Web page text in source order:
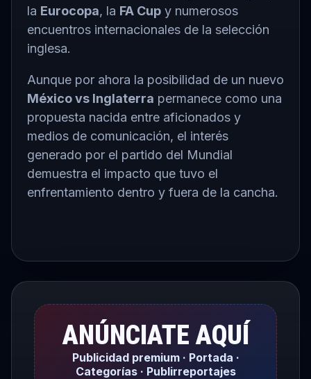
la Eurocopa, la FA Cup y numerosos
encuentros internacionales de la selección
inglesa.
Aunque por ahora la posibilidad de un nuevo
México vs Inglaterra permanece como una
propuesta nacida entre aficionados y
medios de comunicación, el interés
generado por el partido del Mundial
demuestra el impacto que tuvo el
enfrentamiento dentro y fuera de la cancha.
ANÚNCIATE AQUÍ
Publicidad premium · Portada ·
Categorías · Publirreportajes